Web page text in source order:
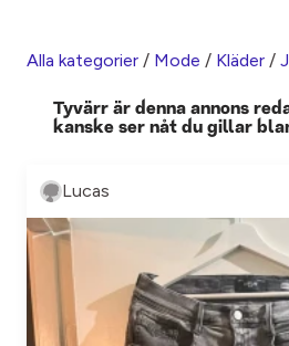
Alla kategorier / Mode / Kläder /
Tyvärr är denna annons
kanske ser nåt du gillar
Lucas